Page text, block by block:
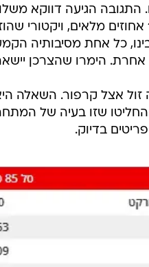
התגובה הגיעה דווקא
כל אחת מסיבותיה
הימרו שהצרכן
זול אצל קרפור. השאלה
החליטו שזו בעיה של
בדיוק.